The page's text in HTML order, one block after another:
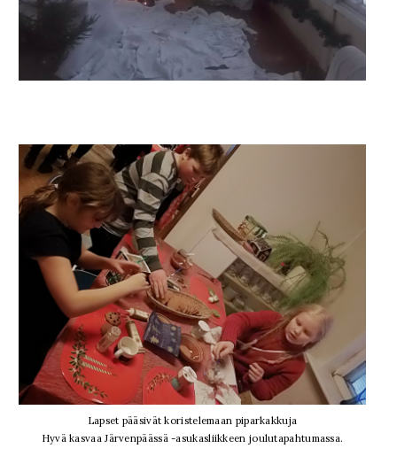
Lapset pääsivät koristelemaan piparkakkuja
Hyvä kasvaa Järvenpäässä -asukasliikkeen joulutapahtumassa.